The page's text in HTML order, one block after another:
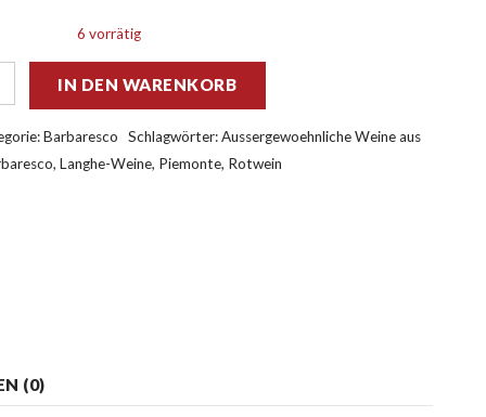
6 vorrätig
IN DEN WARENKORB
Barbaresco Schlagwörter:Aussergewoehnliche Weine aus
, Langhe-Weine, Piemonte, Rotwein
(0)